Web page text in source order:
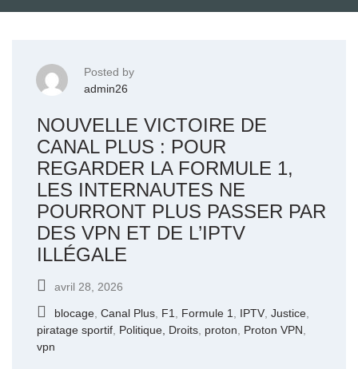
Posted by
admin26
NOUVELLE VICTOIRE DE
CANAL PLUS : POUR
REGARDER LA FORMULE 1,
LES INTERNAUTES NE
POURRONT PLUS PASSER PAR
DES VPN ET DE L’IPTV
ILLÉGALE
avril 28, 2026
blocage Canal Plus F1 Formule 1 IPTV Justice
piratage sportif Politique, Droits proton Proton VPN
vpn